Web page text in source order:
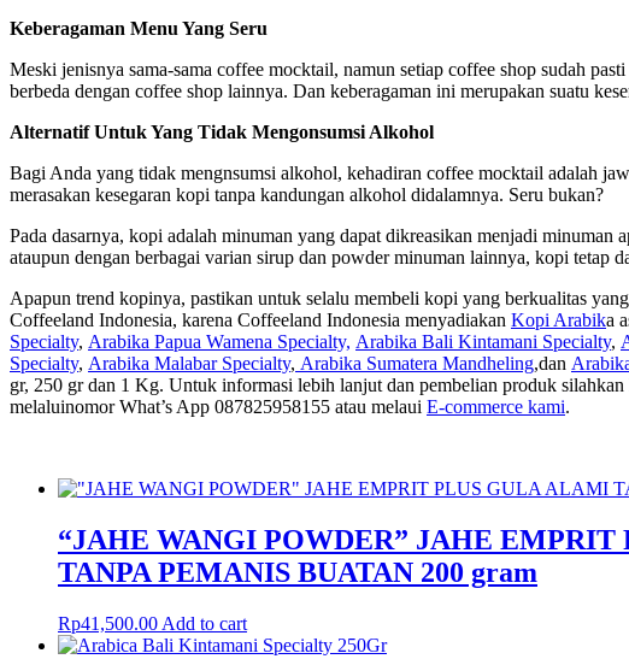
Keberagaman Menu Yang Seru
Meski jenisnya sama-sama coffee mocktail, namun setiap coffee shop sudah
berbeda dengan coffee shop lainnya. Dan keberagaman ini merupakan suatu
Alternatif Untuk Yang Tidak Mengonsumsi Alkohol
Bagi Anda yang tidak mengnsumsi alkohol, kehadiran coffee mocktail adalah
merasakan kesegaran kopi tanpa kandungan alkohol didalamnya. Seru bukan?
Pada dasarnya, kopi adalah minuman yang dapat dikreasikan menjadi minuman
ataupun dengan berbagai varian sirup dan powder minuman lainnya, kopi tetap
Apapun trend kopinya, pastikan untuk selalu membeli kopi yang berkualitas
Coffeeland Indonesia, karena Coffeeland Indonesia menyadiakan Kopi Arabika
Specialty, Arabika Papua Wamena Specialty, Arabika Bali Kintamani Specialty,
Specialty, Arabika Malabar Specialty, Arabika Sumatera Mandheling,dan
gr, 250 gr dan 1 Kg. Untuk informasi lebih lanjut dan pembelian produk
melaluinomor What’s App 087825958155 atau melaui E-commerce kami.
“JAHE WANGI POWDER” JAHE
TANPA PEMANIS BUATAN 200 gram
Rp41,500.00 Add to cart